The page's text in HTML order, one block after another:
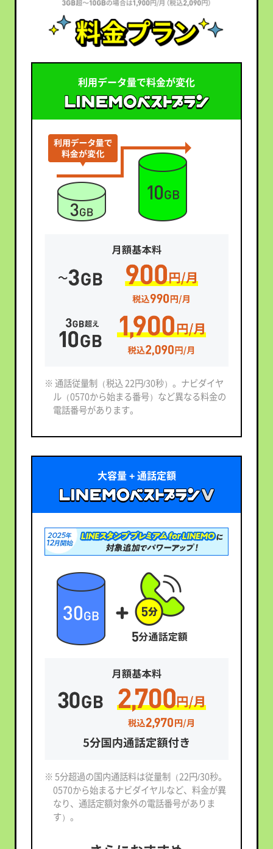
利用データ量で料金が変化
※ 通話従量制（税込 22円/30秒）。ナビダイヤ
ル（0570から始まる番号）など異なる料金の
電話番号があります。
大容量 + 通話定額
※ 5分超過の国内通話料は従量制（22円/30秒。
0570から始まるナビダイヤルなど、料金が異
なり、通話定額対象外の電話番号がありま
す）。